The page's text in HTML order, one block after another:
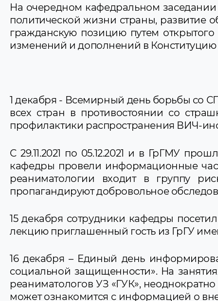
На очередном кафедральном
политической жизни страны, развитие
гражданскую позицию путем
изменений и дополнений в
1 декабря - Всемирный день борьбы со
всех стран в противостоянии со
профилактики распространения ВИЧ-
С 29.11.2021 по 05.12.2021 и в ГрГМУ
кафедры провели информационные
реаниматологии входит в группу
пропагандируют добровольное
15 декабря сотрудники кафедры
лекцию приглашенный гость из ГрГУ
16 декабря – Единый день
социальной защищенности». На
реаниматологов УЗ «ГУК»,
может ознакомится с информацией о